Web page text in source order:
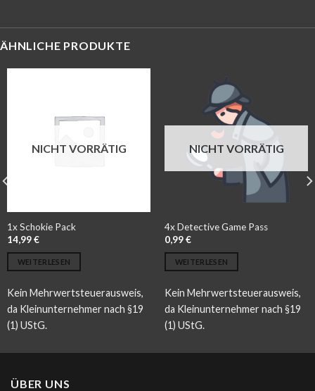
ÄHNLICHE PRODUKTE
NICHT VORRÄTIG
1x Schokie Pack
14,99€
WEITERLESEN
Kein Mehrwertsteuerausweis,
da Kleinunternehmer nach §19
(1) UStG.
NICHT VORRÄTIG
4x Detective Game Pass
0,99€
WEITERLESEN
Kein Mehrwertsteuerausweis,
da Kleinunternehmer nach §19
(1) UStG.
ÜBER UNS